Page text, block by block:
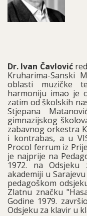
Dr. Ivan Čavlović
Kruharima-Sanski
oblasti muzičke
harmoniju imao je
zatim od školskih
Stjepana
gimnazijskog
zabavnog orkestra
i kontrabas, a u
Procol ferrum iz
je najprije na
1972. na
akademiji u
pedagoškom
Zlatnu značku
Godine 1979.
Odsjeku za klavir u